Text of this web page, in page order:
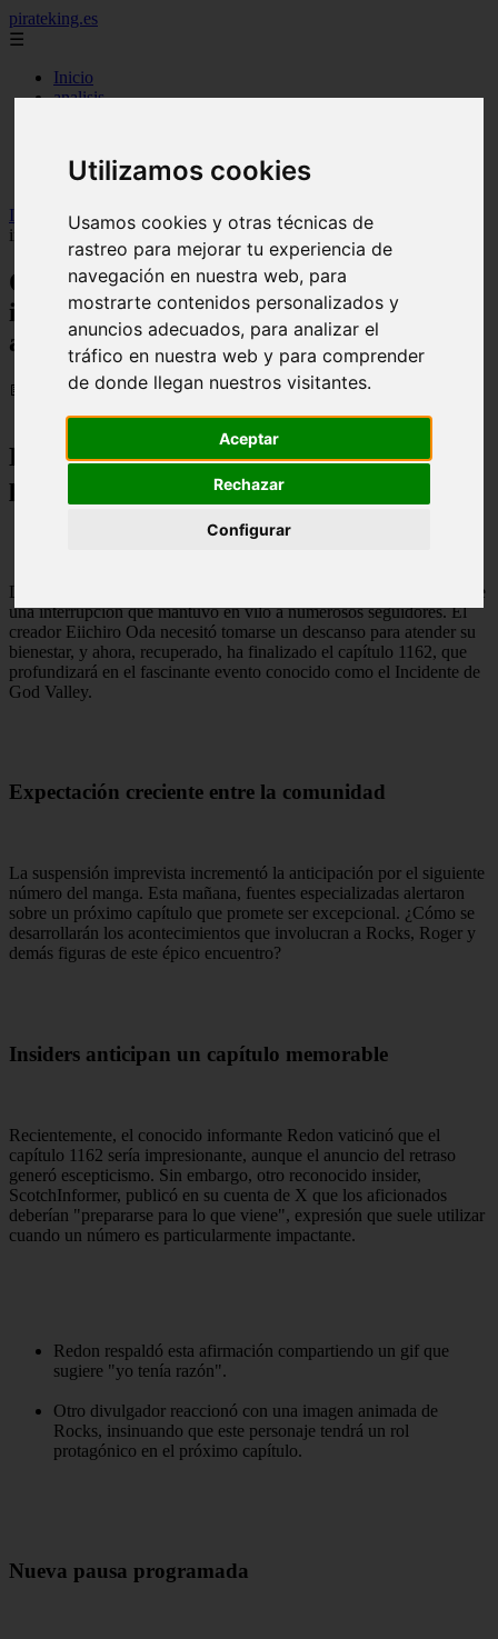
Utilizamos cookies
Usamos cookies y otras técnicas de
rastreo para mejorar tu experiencia de
navegación en nuestra web, para
mostrarte contenidos personalizados y
anuncios adecuados, para analizar el
tráfico en nuestra web y para comprender
de donde llegan nuestros visitantes.
Aceptar
Rechazar
Configurar
pirateking.es
☰
Inicio
analisis
resenas
videos
Inicio
fanficonepiece >One Piece volverá por todo lo alto: los
insiders avisan de que el capítulo 1162 va a ser increíble
One Piece volverá por todo lo alto: los
insiders avisan de que el capítulo 1162 va
a ser increíble
📅 09/10/2025
El manga de One Piece regresa tras una
pausa inesperada
La publicación del manga de
retoma su curso después de
una interrupción que mantuvo en vilo a numerosos seguidores. El
creador Eiichiro Oda necesitó tomarse un descanso para atender su
bienestar, y ahora, recuperado, ha finalizado el capítulo 1162, que
profundizará en el fascinante evento conocido como el Incidente de
God Valley.
Expectación creciente entre la comunidad
La suspensión imprevista incrementó la anticipación por el siguiente
número del manga. Esta mañana, fuentes especializadas alertaron
sobre un próximo capítulo que promete ser excepcional. ¿Cómo se
desarrollarán los acontecimientos que involucran a Rocks, Roger y
demás figuras de este épico encuentro?
Insiders anticipan un capítulo memorable
Recientemente, el conocido informante Redon vaticinó que el
capítulo 1162 sería impresionante, aunque el anuncio del retraso
generó escepticismo. Sin embargo, otro reconocido insider,
ScotchInformer, publicó en su cuenta de X que los aficionados
deberían "prepararse para lo que viene", expresión que suele utilizar
cuando un número es particularmente impactante.
Redon respaldó esta afirmación compartiendo un gif que
sugiere "yo tenía razón".
Otro divulgador reaccionó con una imagen animada de
Rocks, insinuando que este personaje tendrá un rol
protagónico en el próximo capítulo.
Nueva pausa programada